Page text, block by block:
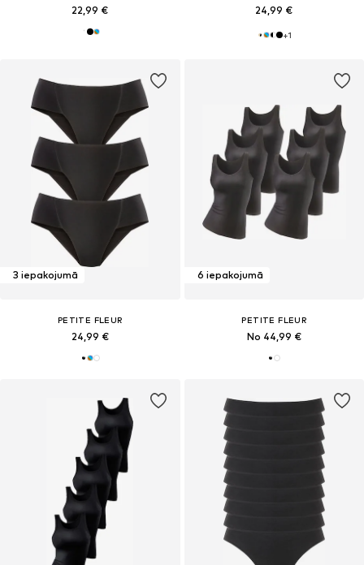
22,99 € 24,99 €
+1
3 iepakojumā
PETITE FLEUR
24,99 €
6 iepakojumā
PETITE FLEUR
No 44,99 €